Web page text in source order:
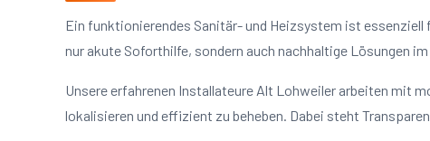
Ein funktionierendes Sanitär- und Heizsystem ist
nur akute Soforthilfe, sondern auch nachhaltige Lösungen
Unsere erfahrenen Installateure Alt Lohweiler arbeiten mit
lokalisieren und effizient zu beheben. Dabei steht